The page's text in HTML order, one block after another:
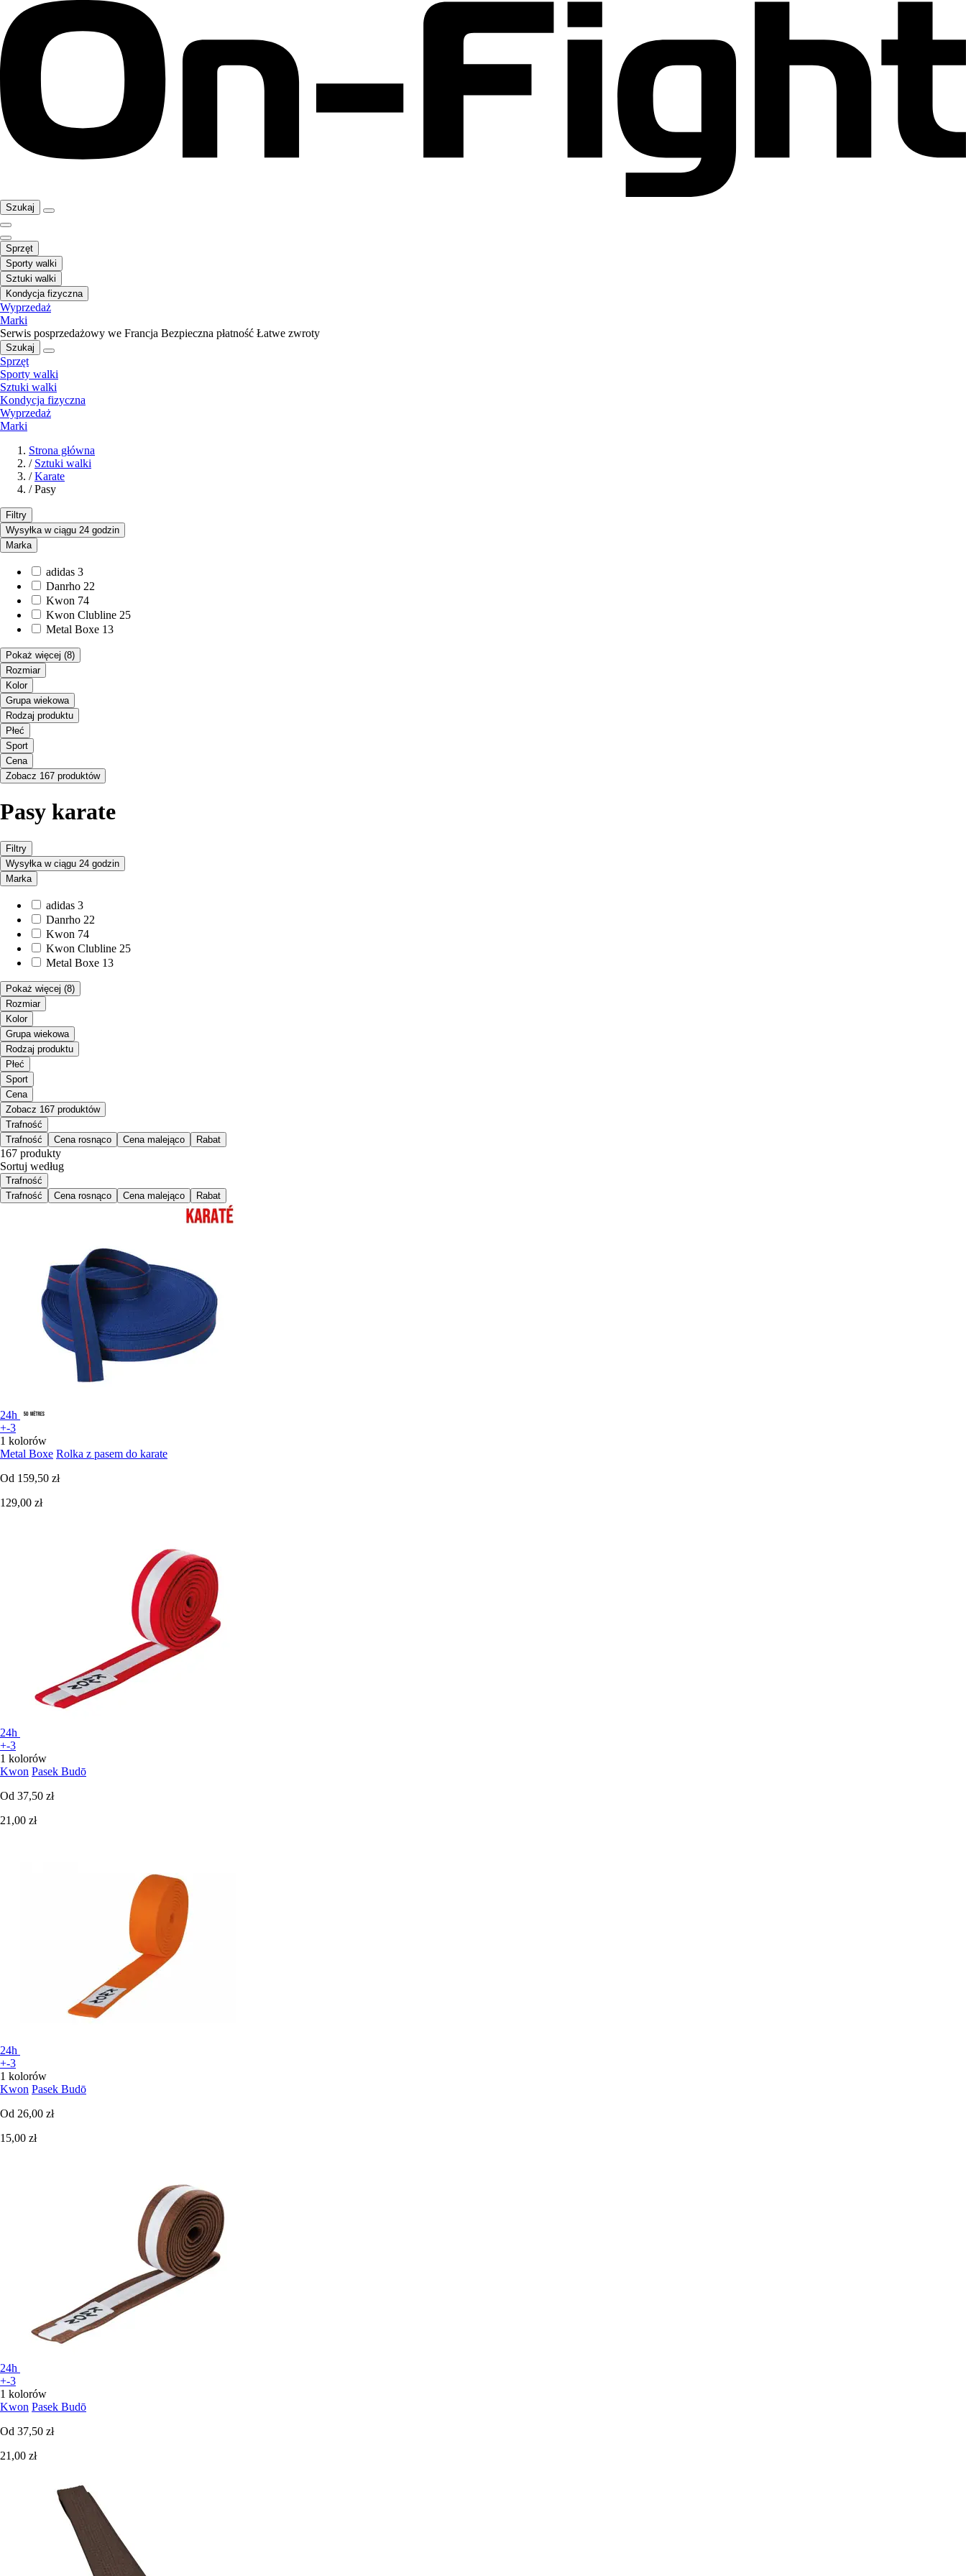
Szukaj
Sprzęt
Sporty walki
Sztuki walki
Kondycja fizyczna
Wyprzedaż
Marki
Serwis posprzedażowy we Francja Bezpieczna płatność Łatwe zwroty
Szukaj
Sprzęt
Sporty walki
Sztuki walki
Kondycja fizyczna
Wyprzedaż
Marki
Strona główna
/ Sztuki walki
/ Karate
/ Pasy
Filtry
Wysyłka w ciągu 24 godzin
Marka
adidas 3
Danrho 22
Kwon 74
Kwon Clubline 25
Metal Boxe 13
Pokaż więcej (8)
Rozmiar
Kolor
Grupa wiekowa
Rodzaj produktu
Płeć
Sport
Cena
Zobacz 167 produktów
Pasy karate
Filtry
Wysyłka w ciągu 24 godzin
Marka
adidas 3
Danrho 22
Kwon 74
Kwon Clubline 25
Metal Boxe 13
Pokaż więcej (8)
Rozmiar
Kolor
Grupa wiekowa
Rodzaj produktu
Płeć
Sport
Cena
Zobacz 167 produktów
Trafność
Trafność
Cena rosnąco Cena malejąco Rabat
167 produkty
Sortuj według
Trafność
Trafność
Cena rosnąco Cena malejąco Rabat
24h
+-3
1 kolorów
Metal Boxe Rolka z pasem do karate
Od 159,50 zł
129,00 zł
24h
+-3
1 kolorów
Kwon Pasek Budō
Od 37,50 zł
21,00 zł
24h
+-3
1 kolorów
Kwon Pasek Budō
Od 26,00 zł
15,00 zł
24h
+-3
1 kolorów
Kwon Pasek Budō
Od 37,50 zł
21,00 zł